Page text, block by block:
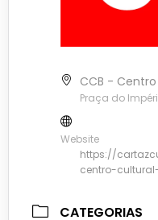
CCB -
Praça do
Website
https://
centro-
CATEGORIAS